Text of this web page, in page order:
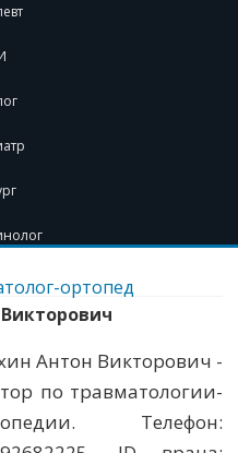
ортопед
Антон Викторович -
по травматологии-
Телефон: